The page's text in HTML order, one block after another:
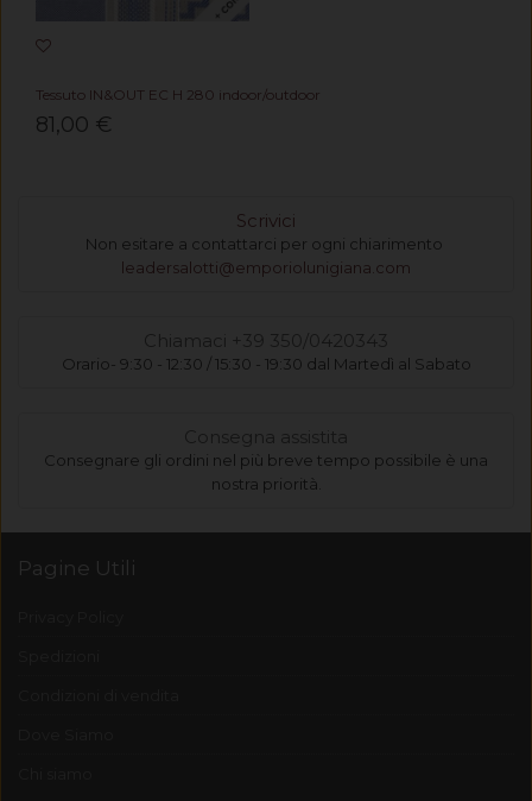
Tessuto IN&OUT EC H 280 indoor/outdoor
81,00 €
Scrivici
Non esitare a contattarci per ogni chiarimento
leadersalotti@emporiolunigiana.com
Chiamaci +39 350/0420343
Orario- 9:30 - 12:30 / 15:30 - 19:30 dal Martedì al Sabato
Consegna assistita
Consegnare gli ordini nel più breve tempo possibile è una
nostra priorità.
Pagine Utili